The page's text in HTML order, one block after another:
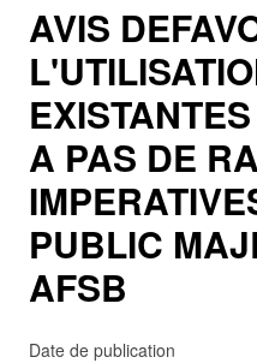
AVIS
A PAS DE
PUBLIC
AFSB
Date de publication